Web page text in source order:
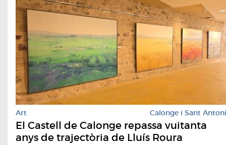
Art Calonge i Sant Antoni
El Castell de Calonge repassa vuitanta
anys de trajectòria de Lluís Roura